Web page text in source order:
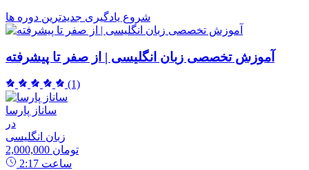
شروع یادگیری جدیدترین دوره ها
آموزش تخصصی زبان انگلیسی | از صفر تا پیشرفته
(1)
ساناز پارسا
در
زبان انگلیسی
2,000,000 تومان
2:17 ساعت